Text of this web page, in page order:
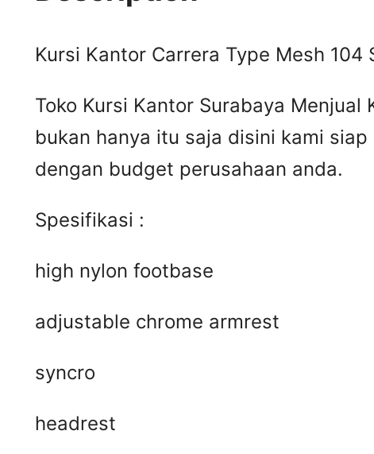
Kursi Kantor Carrera Type Mesh 104
Toko Kursi Kantor Surabaya
bukan hanya itu saja disini kami
dengan budget perusahaan anda.
Spesifikasi :
high nylon footbase
adjustable chrome armrest
syncro
headrest